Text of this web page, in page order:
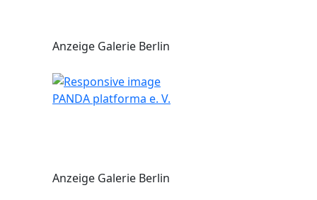
Anzeige Galerie Berlin
PANDA platforma e. V.
Anzeige Galerie Berlin